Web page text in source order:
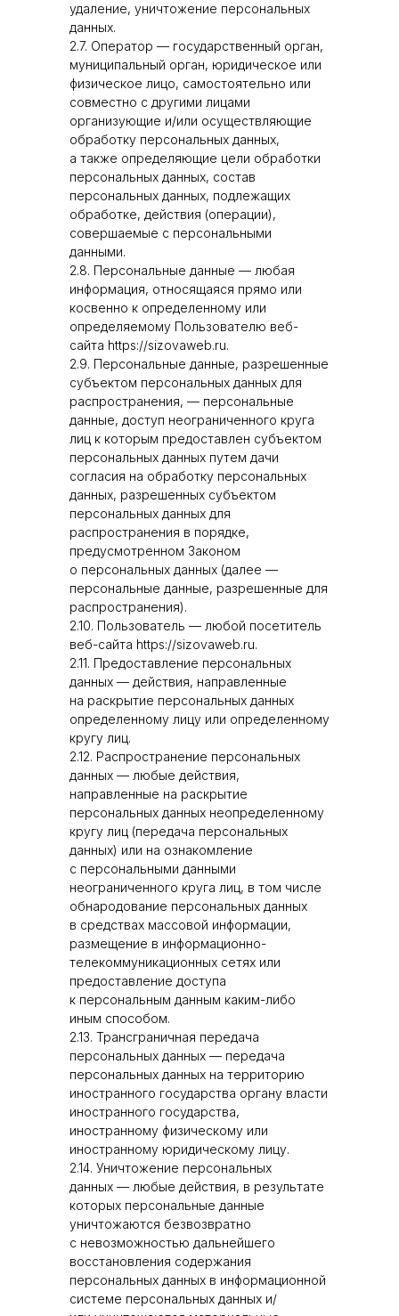
удаление, уничтожение персональных
данных.
2.7. Оператор — государственный орган,
муниципальный орган, юридическое или
физическое лицо, самостоятельно или
совместно с другими лицами
организующие и/или осуществляющие
обработку персональных данных,
а также определяющие цели обработки
персональных данных, состав
персональных данных, подлежащих
обработке, действия (операции),
совершаемые с персональными
данными.
2.8. Персональные данные — любая
информация, относящаяся прямо или
косвенно к определенному или
определяемому Пользователю веб-
сайта https://sizovaweb.ru.
2.9. Персональные данные, разрешенные
субъектом персональных данных для
распространения, — персональные
данные, доступ неограниченного круга
лиц к которым предоставлен субъектом
персональных данных путем дачи
согласия на обработку персональных
данных, разрешенных субъектом
персональных данных для
распространения в порядке,
предусмотренном Законом
о персональных данных (далее —
персональные данные, разрешенные для
распространения).
2.10. Пользователь — любой посетитель
веб-сайта https://sizovaweb.ru.
2.11. Предоставление персональных
данных — действия, направленные
на раскрытие персональных данных
определенному лицу или определенному
кругу лиц.
2.12. Распространение персональных
данных — любые действия,
направленные на раскрытие
персональных данных неопределенному
кругу лиц (передача персональных
данных) или на ознакомление
с персональными данными
неограниченного круга лиц, в том числе
обнародование персональных данных
в средствах массовой информации,
размещение в информационно-
телекоммуникационных сетях или
предоставление доступа
к персональным данным каким-либо
иным способом.
2.13. Трансграничная передача
персональных данных — передача
персональных данных на территорию
иностранного государства органу власти
иностранного государства,
иностранному физическому или
иностранному юридическому лицу.
2.14. Уничтожение персональных
данных — любые действия, в результате
которых персональные данные
уничтожаются безвозвратно
с невозможностью дальнейшего
восстановления содержания
персональных данных в информационной
системе персональных данных и/